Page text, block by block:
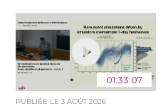
01:33:07
PUBLIÉE LE3 AOÛT 2026